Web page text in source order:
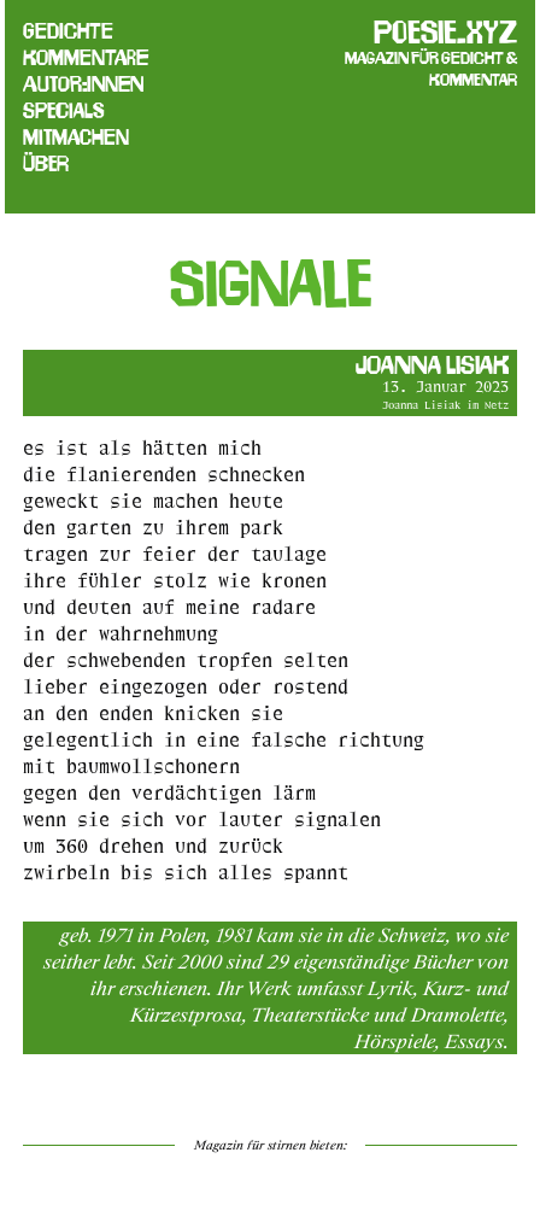
poesie.xyz
Magazin für Gedicht &
Kommentar
Gedichte
Kommentare
Autor:innen
Specials
Mitmachen
Über
signale
Joanna Lisiak
13. Januar 2023
Joanna Lisiak im Netz
es ist als hätten mich
die flanierenden schnecken
geweckt sie machen heute
den garten zu ihrem park
tragen zur feier der taulage
ihre fühler stolz wie kronen
und deuten auf meine radare
in der wahrnehmung
der schwebenden tropfen selten
lieber eingezogen oder rostend
an den enden knicken sie
gelegentlich in eine falsche richtung
mit baumwollschonern
gegen den verdächtigen lärm
wenn sie sich vor lauter signalen
um 360 drehen und zurück
zwirbeln bis sich alles spannt
geb. 1971 in Polen, 1981 kam sie in die Schweiz, wo sie
seither lebt. Seit 2000 sind 29 eigenständige Bücher von
ihr erschienen. Ihr Werk umfasst Lyrik, Kurz- und
Kürzestprosa, Theaterstücke und Dramolette,
Hörspiele, Essays.
Magazin für stirnen bieten: